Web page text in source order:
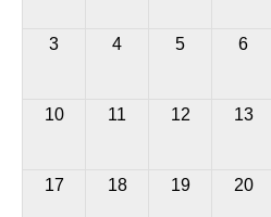
3 4 5 6
10 11 12 13
17 18 19 20